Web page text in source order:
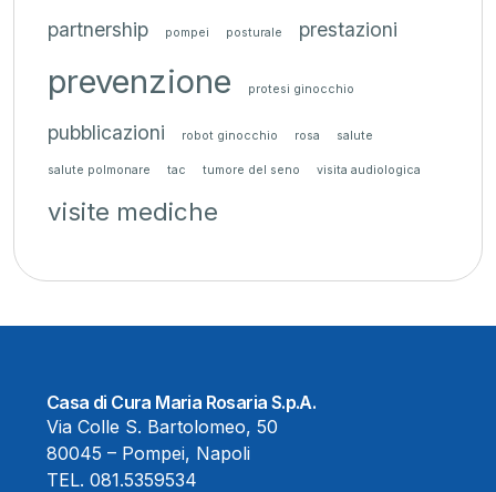
partnership
pompei posturale prestazioni
prevenzione protesi ginocchio
pubblicazioni robot ginocchio rosa salute
salute polmonare tac tumore del seno visita audiologica
visite mediche
Casa di Cura Maria Rosaria S.p.A.
Via Colle S. Bartolomeo, 50
80045 – Pompei, Napoli
TEL. 081.5359534